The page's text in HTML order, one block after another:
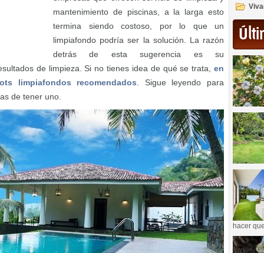
mantenimiento de piscinas, a la larga esto
termina siendo costoso, por lo que un
limpiafondo podría ser la solución. La razón
detrás de esta sugerencia es su
de limpieza. Si no tienes idea de qué se trata, en
limpiafondos recomendados . Sigue leyendo para
de tener uno.
hacer